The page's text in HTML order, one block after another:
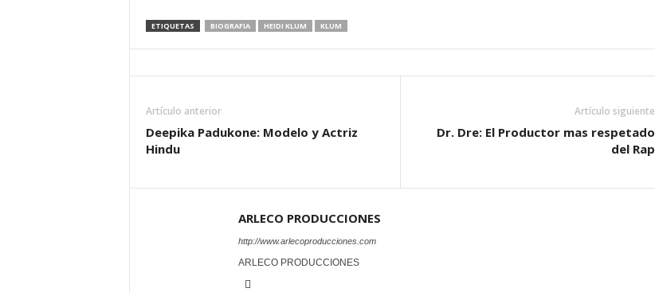
ETIQUETAS BIOGRAFIA HEIDI KLUM KLUM
Artículo anterior
Deepika Padukone: Modelo y Actriz
Hindu
Artículo siguiente
Dr. Dre: El Productor mas respetado
del Rap
ARLECO PRODUCCIONES
http://www.arlecoproducciones.com
ARLECO PRODUCCIONES